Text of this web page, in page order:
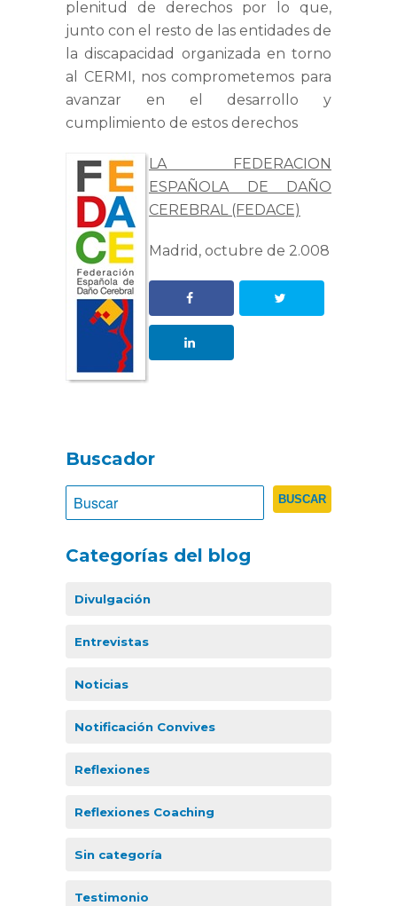
plenitud de derechos por lo que,
junto con el resto de las entidades de
la discapacidad organizada en torno
al CERMI, nos comprometemos para
avanzar en el desarrollo y
cumplimiento de estos derechos
LA FEDERACION
ESPAÑOLA DE DAÑO
CEREBRAL (FEDACE)
Madrid, octubre de 2.008
Buscador
Categorías del blog
Divulgación
Entrevistas
Noticias
Notificación Convives
Reflexiones
Reflexiones Coaching
Sin categoría
Testimonio